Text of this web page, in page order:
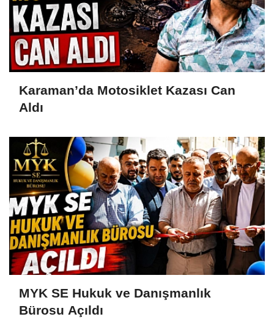
Karaman’da Motosiklet Kazası Can
Aldı
MYK SE Hukuk ve Danışmanlık
Bürosu Açıldı